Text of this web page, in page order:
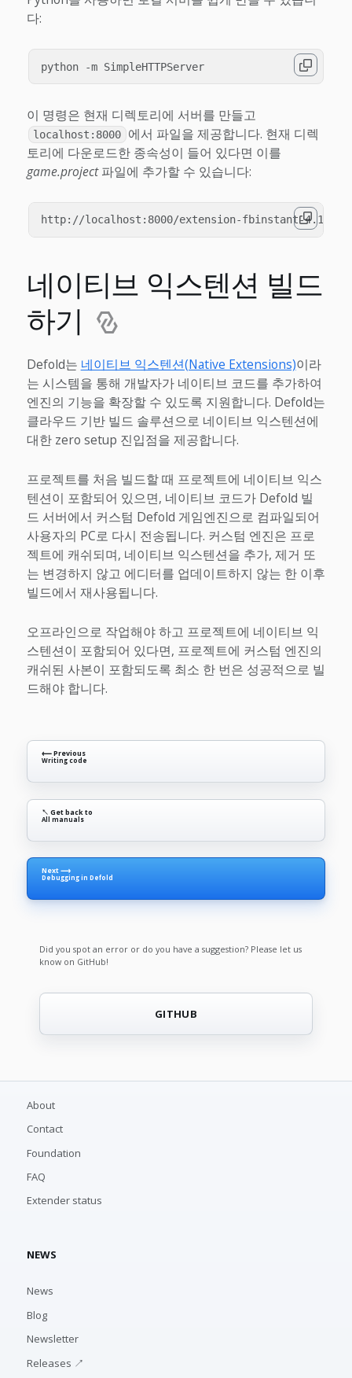
다:
이 명령은 현재 디렉토리에 서버를 만들고
localhost:8000
에서 파일을 제공합니다. 현재 디렉
토리에 다운로드한 종속성이 들어 있다면 이를
game.project파일에 추가할 수 있습니다:
네이티브 익스텐션 빌드
하기
Defold는 네이티브 익스텐션(Native Extensions)이라
는 시스템을 통해 개발자가 네이티브 코드를 추가하여
엔진의 기능을 확장할 수 있도록 지원합니다. Defold는
클라우드 기반 빌드 솔루션으로 네이티브 익스텐션에
대한 zero setup 진입점을 제공합니다.
프로젝트를 처음 빌드할 때 프로젝트에 네이티브 익스
텐션이 포함되어 있으면, 네이티브 코드가 Defold 빌
드 서버에서 커스텀 Defold 게임엔진으로 컴파일되어
사용자의 PC로 다시 전송됩니다. 커스텀 엔진은 프로
젝트에 캐쉬되며, 네이티브 익스텐션을 추가, 제거 또
는 변경하지 않고 에디터를 업데이트하지 않는 한 이후
빌드에서 재사용됩니다.
오프라인으로 작업해야 하고 프로젝트에 네이티브 익
스텐션이 포함되어 있다면, 프로젝트에 커스텀 엔진의
캐쉬된 사본이 포함되도록 최소 한 번은 성공적으로 빌
드해야 합니다.
⟵ Previous
Writing code
↖ Get back to
All manuals
Next ⟶
Debugging in Defold
Did you spot an error or do you have a suggestion? Please let us
know on GitHub!
GITHUB
About
Contact
Foundation
FAQ
Extender status
NEWS
News
Blog
Newsletter
Releases ↗